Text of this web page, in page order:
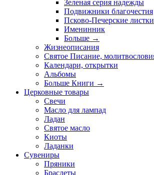
Зеленая серия надежды
Подвижники благочестия
Псково-Печерские листки
Именинник
Больше →
Жизнеописания
Святое Писание,
Календари, открытки
Альбомы
Больше Книги →
Церковные товары
Свечи
Масло для лампад
Ладан
Святое масло
Киоты
Ладанки
Сувениры
Пряники
Браслеты